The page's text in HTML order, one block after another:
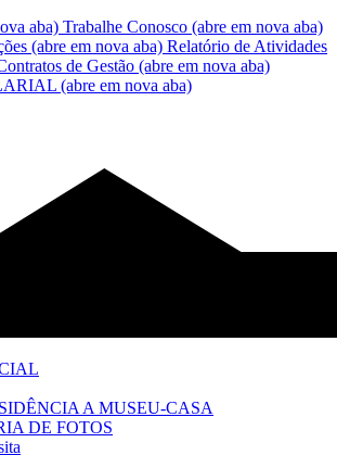
aba) Trabalhe Conosco (abre em nova aba)
(abre em nova aba) Relatório de Atividades
de Gestão (abre em nova aba)
(abre em nova aba)
A MUSEU-CASA
DE FOTOS